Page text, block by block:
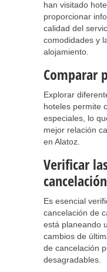
han visitado
proporcionar
calidad del
comodidades y
alojamiento.
Comparar
Explorar
hoteles permite
especiales, lo
mejor relación
en Alatoz.
Verificar
cancelación
Es esencial
cancelación de
está planeando
cambios de
de cancelación
desagradables.